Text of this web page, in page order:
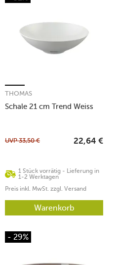
Schale 21 cm Trend Weiss
THOMAS
1 Stück vorrätig - Lieferung in
1-2 Werktagen
UVP33,50 € 22,64 €
Preis inkl. MwSt. zzgl. Versand
Warenkorb
- 29%